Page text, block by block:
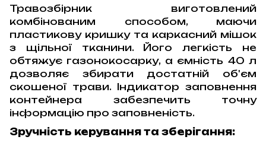
Травозбірник виготовлений
комбінованим способом, маючи
пластикову кришку та каркасний мішок
з щільної тканини. Його легкість не
обтяжує газонокосарку, а ємність 40 л
дозволяє збирати достатній об'єм
скошеної трави. Індикатор заповнення
контейнера забезпечить точну
інформацію про заповненість.
Зручність керування та зберігання: